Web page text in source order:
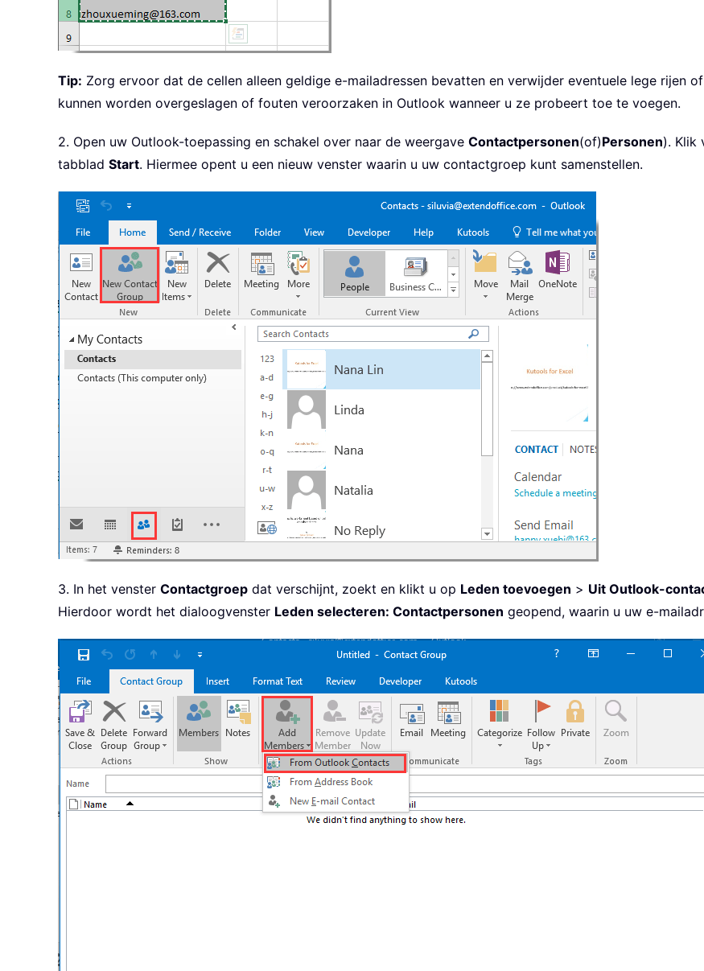
Tip: Zorg ervoor dat de cellen alleen geldige e-mailadressen bevatten en verwijder eventuele lege rijen
kunnen worden overgeslagen of fouten veroorzaken in Outlook wanneer u ze probeert toe te voegen.
2. Open uw Outlook-toepassing en schakel over naar de weergave Contactpersonen(of)Personen). Klik
tabblad Start. Hiermee opent u een nieuw venster waarin u uw contactgroep kunt samenstellen.
3. In het venster Contactgroep dat verschijnt, zoekt en klikt u op Leden toevoegen > Uit Outlook-
Hierdoor wordt het dialoogvenster Leden selecteren: Contactpersonen geopend, waarin u uw e-